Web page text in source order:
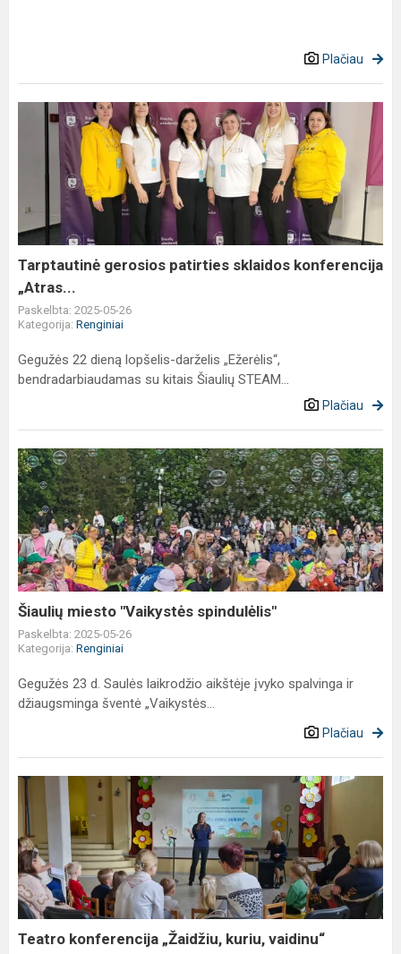
Plačiau
Tarptautinė
gerosios
patirties
sklaidos
konferencija
„Atras...
Tarptautinė gerosios patirties sklaidos konferencija
„Atras...
Paskelbta: 2025-05-26
Kategorija: Renginiai
Gegužės 22 dieną lopšelis-darželis „Ežerėlis“,
bendradarbiaudamas su kitais Šiaulių STEAM...
Plačiau
Šiaulių
miesto
"Vaikystės
spindulėlis"
Šiaulių miesto "Vaikystės spindulėlis"
Paskelbta: 2025-05-26
Kategorija: Renginiai
Gegužės 23 d. Saulės laikrodžio aikštėje įvyko spalvinga ir
džiaugsminga šventė „Vaikystės...
Plačiau
Teatro
konferencija
„Žaidžiu,
kuriu,
vaidinu“
Teatro konferencija „Žaidžiu, kuriu, vaidinu“